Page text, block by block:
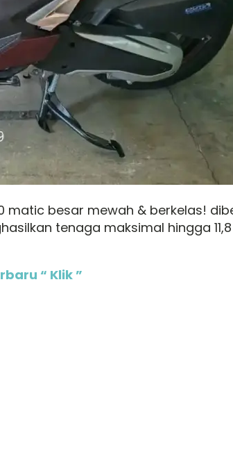
matic besar mewah & berkelas!
tenaga maksimal hingga
“ Klik ”